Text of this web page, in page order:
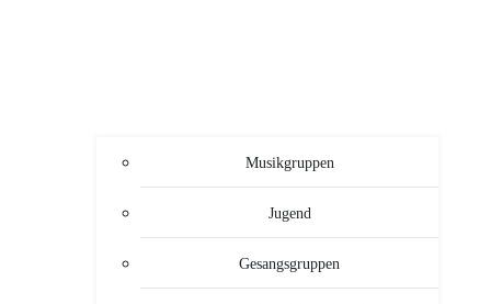
Musikgruppen
Jugend
Gesangsgruppen